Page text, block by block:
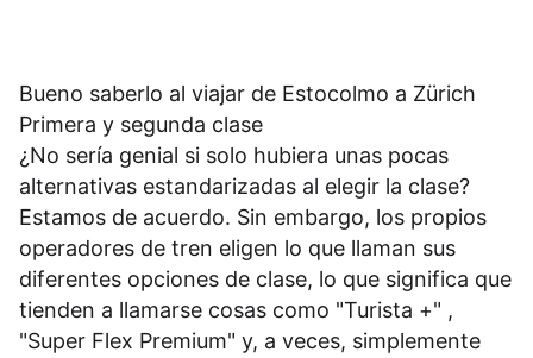
Bueno saberlo al viajar de Estocolmo a Zürich
Primera y segunda clase
¿No sería genial si solo hubiera unas pocas
alternativas estandarizadas al elegir la clase?
Estamos de acuerdo. Sin embargo, los propios
operadores de tren eligen lo que llaman sus
diferentes opciones de clase, lo que significa que
tienden a llamarse cosas como "Turista +" ,
"Super Flex Premium" y, a veces, simplemente